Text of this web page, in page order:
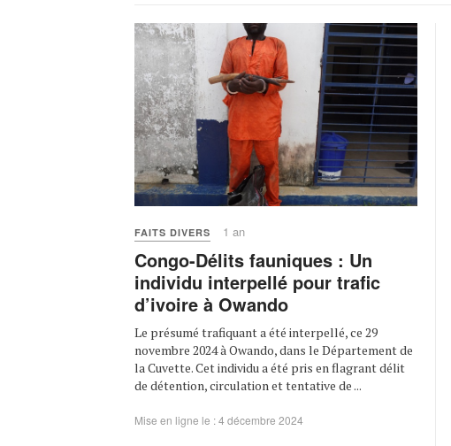
FAITS DIVERS 1 an
Congo-Délits fauniques : Un
individu interpellé pour trafic
d’ivoire à Owando
Le présumé trafiquant a été interpellé, ce 29
novembre 2024 à Owando, dans le Département de
la Cuvette. Cet individu a été pris en flagrant délit
de détention, circulation et tentative de ...
Mise en ligne le : 4 décembre 2024